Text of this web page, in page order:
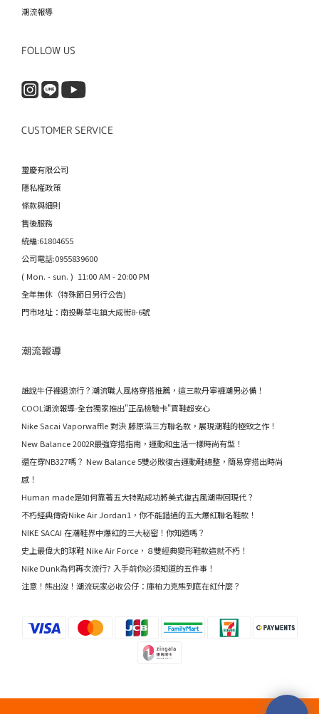
潮流報導
FOLLOW US
CUSTOMER SERVICE
璽慶有限公司
隱私權政策
條款與細則
售後服務
統編:61804655
公司電話:0955839600
( Mon. - sun. ) 11:00 AM - 20:00 PM
全年無休（特殊節日另行公告)
門市地址：南投縣草屯鎮大成街8-6號
潮流報導
誰說牛仔褲退流行？潮流職人風格穿搭推薦，這三款丹寧褲潮男必備！
COOL潮流報導-全台獨家推出"正品檢驗卡"買鞋超安心
Nike Sacai Vaporwaffle 對決 藤原浩三方聯名款，展現潮鞋的極致之作！
New Balance 2002R最強穿搭指南，運動和生活一樣時尚有型！
還在穿NB327嗎？ New Balance 5雙必敗復古運動鞋總整，簡易穿搭出時尚
感！
Human made是如何靠著五大特點成功將美式復古風潮帶回現代？
不朽經典傳奇Nike Air Jordan1，你不能錯過的五大爆紅聯名鞋款！
NIKE SACAI 在潮鞋界中爆紅的三大秘密！你知道嗎？
史上最偉大的球鞋 Nike Air Force，８雙經典變形鞋款造就不朽！
Nike Dunk為何再次流行? 入手前你必須知道的五件事！
注意！熊出沒！潮流玩家必收公仔：庫柏力克熊到底在紅什麼？